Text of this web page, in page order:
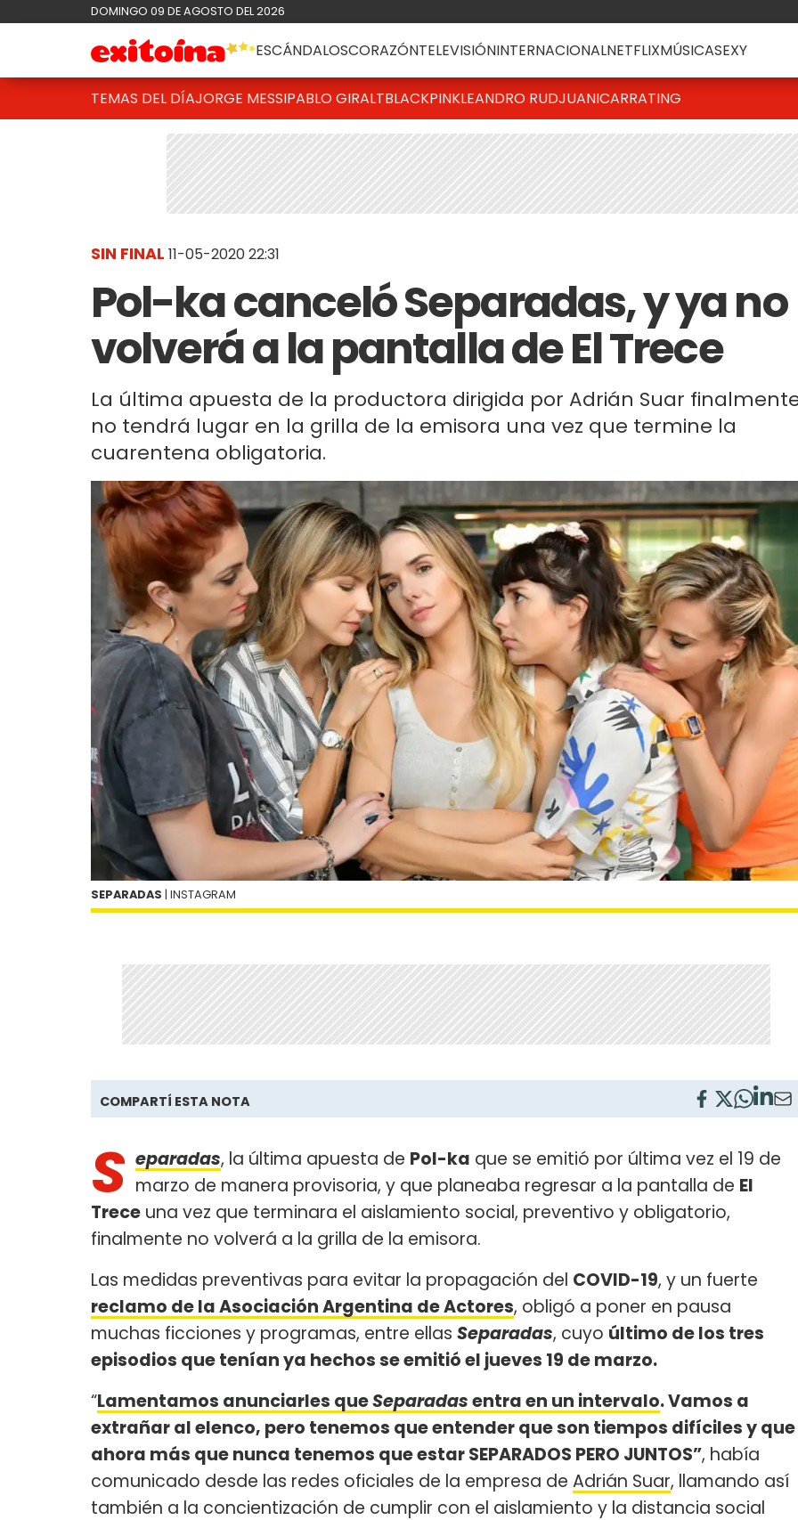
DOMINGO 09 DE AGOSTO DEL 2026
ESCÁNDALOSCORAZÓNTELEVISIÓNINTERNACIONALNETFLIXMÚSICASEXY
TEMAS DEL DÍAJORGE MESSIPABLO GIRALTBLACKPINKLEANDRO RUDJUANICARRATING
SIN FINAL 11-05-2020 22:31
Pol-ka canceló Separadas, y ya no
volverá a la pantalla de El Trece
La última apuesta de la productora dirigida por Adrián Suar
no tendrá lugar en la grilla de la emisora una vez que termine la
cuarentena obligatoria.
SEPARADAS | INSTAGRAM
COMPARTÍ ESTA NOTA
S eparadas, la última apuesta de Pol-ka que se emitió por última vez el 19 de
marzo de manera provisoria, y que planeaba regresar a la pantalla de El
Trece una vez que terminara el aislamiento social, preventivo y obligatorio,
finalmente no volverá a la grilla de la emisora.
Las medidas preventivas para evitar la propagación del COVID-19, y un fuerte
reclamo de la Asociación Argentina de Actores, obligó a poner en pausa
muchas ficciones y programas, entre ellas Separadas, cuyo último de los tres
episodios que tenían ya hechos se emitió el jueves 19 de marzo.
“Lamentamos anunciarles queSeparadasentra en un intervalo. Vamos a
extrañar al elenco, pero tenemos que entender que son tiempos difíciles y que
ahora más que nunca tenemos que estar SEPARADOS PERO JUNTOS”, había
comunicado desde las redes oficiales de la empresa de Adrián Suar, llamando así
también a la concientización de cumplir con el aislamiento y la distancia social